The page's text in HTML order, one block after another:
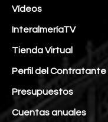
Vídeos
InteralmeríaTV
Tienda Virtual
Perfil del Contratante
Presupuestos
Cuentas anuales